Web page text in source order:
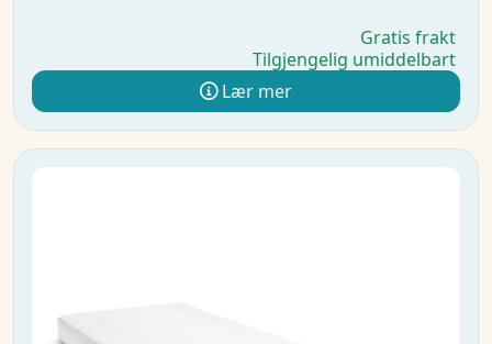
Gratis frakt
Tilgjengelig umiddelbart
Lær mer